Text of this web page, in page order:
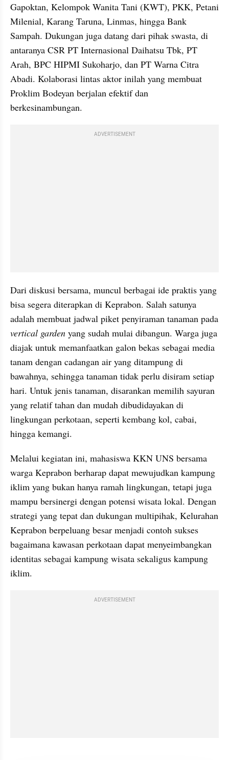
Gapoktan, Kelompok Wanita Tani (KWT), PKK, Petani
Milenial, Karang Taruna, Linmas, hingga Bank
Sampah. Dukungan juga datang dari pihak swasta, di
antaranya CSR PT Internasional Daihatsu Tbk, PT
Arah, BPC HIPMI Sukoharjo, dan PT Warna Citra
Abadi. Kolaborasi lintas aktor inilah yang membuat
Proklim Bodeyan berjalan efektif dan
berkesinambungan.
ADVERTISEMENT
Dari diskusi bersama, muncul berbagai ide praktis yang
bisa segera diterapkan di Keprabon. Salah satunya
vertical garden yang sudah mulai dibangun. Warga juga
diajak untuk memanfaatkan galon bekas sebagai media
tanam dengan cadangan air yang ditampung di
bawahnya, sehingga tanaman tidak perlu disiram setiap
hari. Untuk jenis tanaman, disarankan memilih sayuran
yang relatif tahan dan mudah dibudidayakan di
lingkungan perkotaan, seperti kembang kol, cabai,
hingga kemangi.
Melalui kegiatan ini, mahasiswa KKN UNS bersama
warga Keprabon berharap dapat mewujudkan kampung
iklim yang bukan hanya ramah lingkungan, tetapi juga
mampu bersinergi dengan potensi wisata lokal. Dengan
strategi yang tepat dan dukungan multipihak, Kelurahan
Keprabon berpeluang besar menjadi contoh sukses
bagaimana kawasan perkotaan dapat menyeimbangkan
identitas sebagai kampung wisata sekaligus kampung
iklim.
ADVERTISEMENT